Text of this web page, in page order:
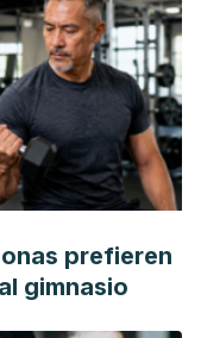
prefieren
gimnasio